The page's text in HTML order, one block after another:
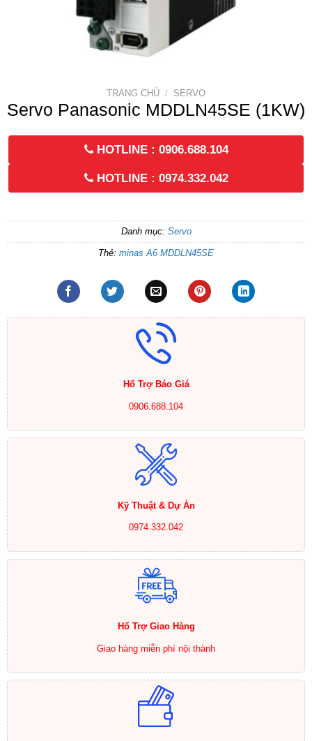
TRANG CHỦ / SERVO
Servo Panasonic MDDLN45SE (1KW)
HOTLINE : 0906.688.104
HOTLINE : 0974.332.042
Danh mục: Servo
Thẻ: minas A6 MDDLN45SE
Hổ Trợ Báo Giá
0906.688.104
Kỹ Thuật & Dự Án
0974.332.042
Hổ Trợ Giao Hàng
Giao hàng miễn phí nội thành